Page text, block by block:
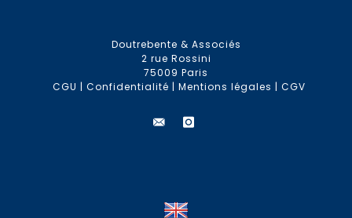
Doutrebente & Associés
2 rue Rossini
75009 Paris
CGU | Confidentialité | Mentions légales | CGV